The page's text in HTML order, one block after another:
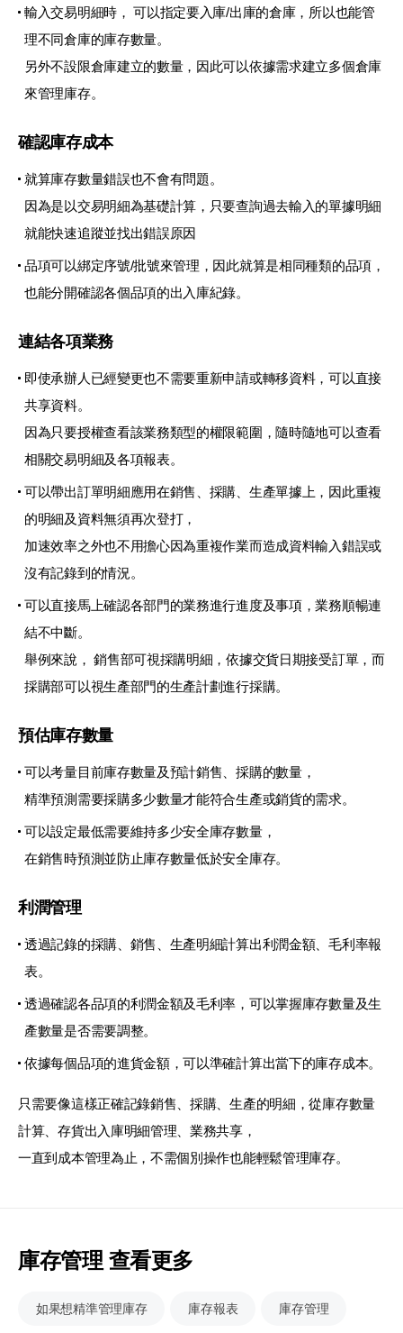
輸入交易明細時， 可以指定要入庫/出庫的倉庫，所以也能管
理不同倉庫的庫存數量。
另外不設限倉庫建立的數量，因此可以依據需求建立多個倉庫
來管理庫存。
確認庫存成本
就算庫存數量錯誤也不會有問題。
因為是以交易明細為基礎計算，只要查詢過去輸入的單據明細
就能快速追蹤並找出錯誤原因
品項可以綁定序號/批號來管理，因此就算是相同種類的品項，
也能分開確認各個品項的出入庫紀錄。
連結各項業務
即使承辦人已經變更也不需要重新申請或轉移資料，可以直接
共享資料。
因為只要授權查看該業務類型的權限範圍，隨時隨地可以查看
相關交易明細及各項報表。
可以帶出訂單明細應用在銷售、採購、生產單據上，因此重複
的明細及資料無須再次登打，
加速效率之外也不用擔心因為重複作業而造成資料輸入錯誤或
沒有記錄到的情況。
可以直接馬上確認各部門的業務進行進度及事項，業務順暢連
結不中斷。
舉例來說， 銷售部可視採購明細，依據交貨日期接受訂單，而
採購部可以視生產部門的生產計劃進行採購。
預估庫存數量
可以考量目前庫存數量及預計銷售、採購的數量，
精準預測需要採購多少數量才能符合生產或銷貨的需求。
可以設定最低需要維持多少安全庫存數量，
在銷售時預測並防止庫存數量低於安全庫存。
利潤管理
透過記錄的採購、銷售、生產明細計算出利潤金額、毛利率報
表。
透過確認各品項的利潤金額及毛利率，可以掌握庫存數量及生
產數量是否需要調整。
依據每個品項的進貨金額，可以準確計算出當下的庫存成本。
只需要像這樣正確記錄銷售、採購、生產的明細，從庫存數量
計算、存貨出入庫明細管理、業務共享，
一直到成本管理為止，不需個別操作也能輕鬆管理庫存。
庫存管理 查看更多
如果想精準管理庫存 庫存報表 庫存管理